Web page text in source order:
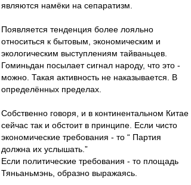
являются намёки на сепаратизм.
Появляется тенденция более лояльно
относиться к бытовым, экономическим и
экологическим выступлениям тайваньцев.
Гоминьдан посылает сигнал народу, что это -
можно. Такая активность не наказывается. В
определённых пределах.
Собственно говоря, и в континентальном Китае
сейчас так и обстоит в принципе. Если чисто
экономические требования - то “ Партия
должна их услышать.”
Если политические требования - то площадь
Тяньаньмэнь, образно выражаясь.